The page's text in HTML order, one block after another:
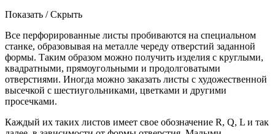
Показать / Скрыть
Все перфорированные листы пробиваются на специальном
станке, образовывая на металле череду отверстий заданной
формы. Таким образом можно получить изделия с круглыми,
квадратными, прямоугольными и продолговатыми
отверстиями. Иногда можно заказать листы с художественной
высечкой с шестиугольниками, цветками и другими
просечками.
Каждый их таких листов имеет свое обозначение R, Q, L и так